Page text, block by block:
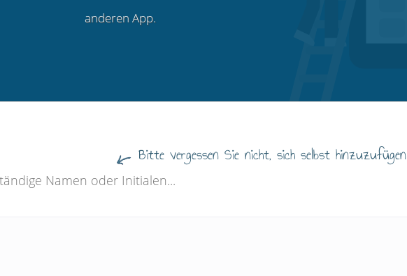
anderen App.
Bitte vergessen Sie nicht, sich selbst hinzuzufügen